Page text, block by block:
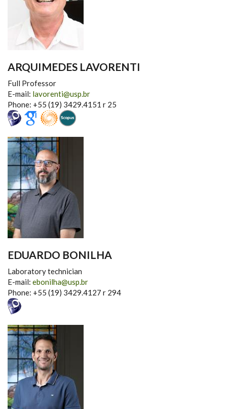
ARQUIMEDES LAVORENTI
Full Professor
E-mail: lavorenti@usp.br
Phone: +55 (19) 3429.4151 r 25
EDUARDO BONILHA
Laboratory technician
E-mail: ebonilha@usp.br
Phone: +55 (19) 3429.4127 r 294